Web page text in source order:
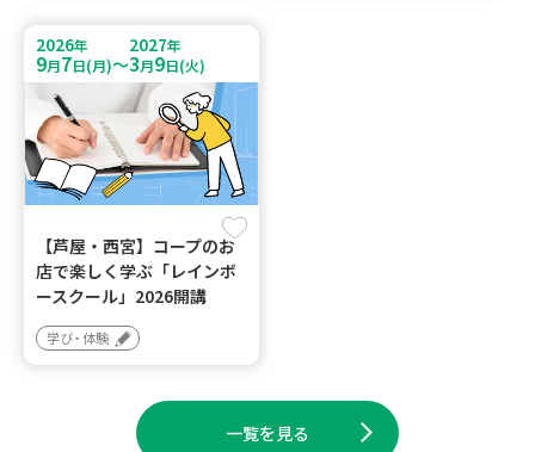
2026年
9月7日(月)～
2027年
3月9日(火)
【芦屋・西宮】コープのお
店で楽しく学ぶ「レインボ
ースクール」2026開講
学び・体験
一覧を見る